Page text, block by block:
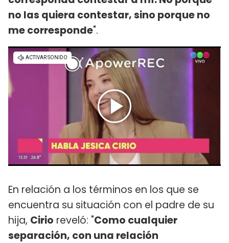
no las quiera contestar, sino porque no
me corresponde".
En relación a los términos en los que se
encuentra su situación con el padre de su
hija, Cirio reveló: "Como cualquier
separación, con una relación